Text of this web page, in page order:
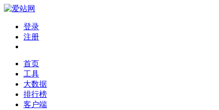
登录
注册
首页
工具
大数据
排行榜
客户端